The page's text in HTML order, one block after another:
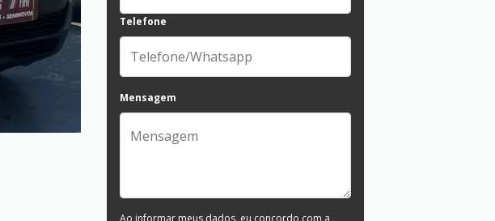
Telefone
Mensagem
Ao informar meus dados, eu concordo com a